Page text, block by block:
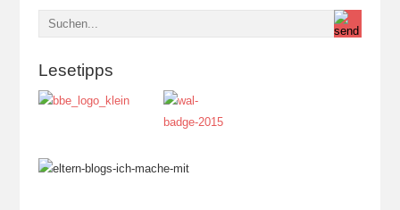
Lesetipps